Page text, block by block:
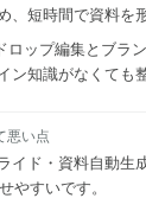
、短時間で資料を
ロップ編集とブラ
ン知識がなくても
悪い点
イド・資料自動生
やすいです。